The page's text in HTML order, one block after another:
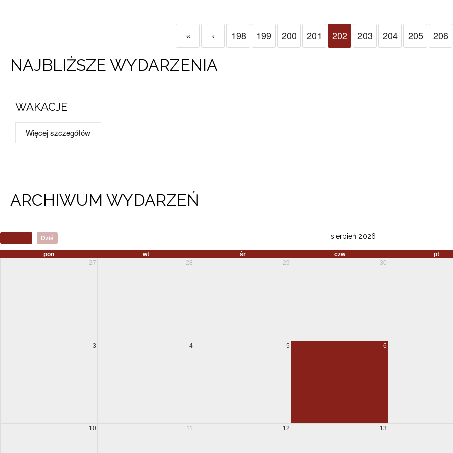
« ‹ 198 199 200 201 202 203 204 205 206
NAJBLIŻSZE WYDARZENIA
WAKACJE
Więcej szczegółów
ARCHIWUM WYDARZEŃ​
Dziś sierpień 2026
pon wt śr czw
pt
27
28 29 30
3 4 5 6
10 11 12 13